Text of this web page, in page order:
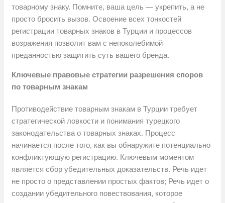
товарному знаку. Помните, ваша цель — укрепить, а не
просто бросить вызов. Освоение всех тонкостей
регистрации товарных знаков в Турции и процессов
возражения позволит вам с непоколебимой
преданностью защитить суть вашего бренда.
Ключевые правовые стратегии разрешения споров
по товарным знакам
Противодействие товарным знакам в Турции требует
стратегической ловкости и понимания турецкого
законодательства о товарных знаках. Процесс
начинается после того, как вы обнаружите потенциально
конфликтующую регистрацию. Ключевым моментом
является сбор убедительных доказательств. Речь идет
не просто о представлении простых фактов; Речь идет о
создании убедительного повествования, которое